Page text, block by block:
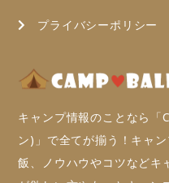
プライバシーポリシー
キャンプ情報のことなら
ン)」で全てが揃う！キャ
飯、ノウハウやコツなどキ